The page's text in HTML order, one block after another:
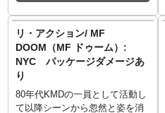
お馴染みの上下デニムにダウン
ベスト、そしてアクセサリーと
してスケートボードも付属。
「リ・アクション+（プラス）」
として再び「リ・アクション」
シリーズにやってきた『バッ
リ・アクション/ MF
DOOM（MF ドゥーム）:
NYC パッケージダメージあ
り
80年代KMDの一員として活動し
て以降シーンから忽然と姿を消